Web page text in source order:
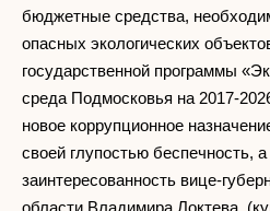
бюджетные средства,
опасных экологических
государственной программы
среда Подмосковья на 2017-
новое коррупционное
своей глупостью беспечность,
заинтересованность вице-